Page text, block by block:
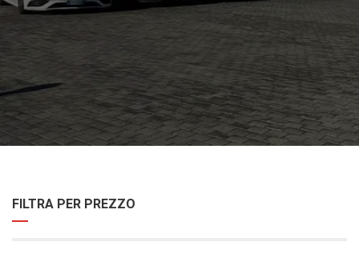
FILTRA PER PREZZO